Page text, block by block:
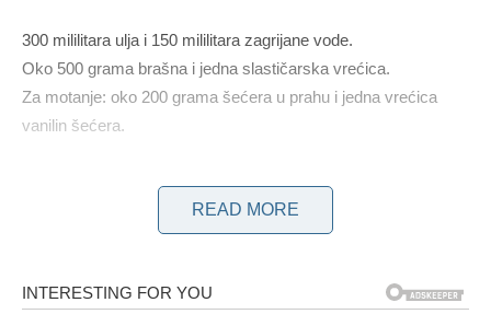
300 mililitara ulja i 150 mililitara zagrijane vode.
Oko 500 grama brašna i jedna slastičarska vrećica.
Za motanje: oko 200 grama šećera u prahu i jedna vrećica
vanilin šećera.
KAKO PRIPREMITI BRZE KIFLE SIROMAŠKICE?
Zagrijte pećnicu na 200 stupnjeva. Pomiješajte vodu i ulje pa
Polako dodavajte brašno, počevši žlicom pa do kraja
READ MORE